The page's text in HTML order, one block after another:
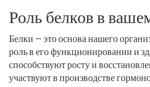
Роль белков в
Белки — это основа нашего
роль в его функционировании и
способствуют росту и
участвуют в производстве